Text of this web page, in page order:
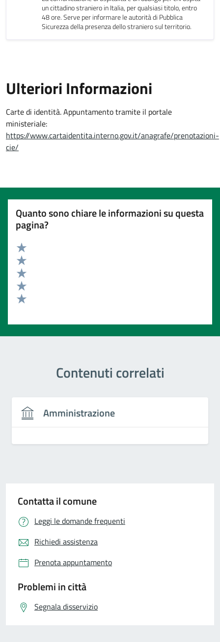
un cittadino straniero in Italia, per qualsiasi titolo, entro
48 ore. Serve per informare le autorità di Pubblica
Sicurezza della presenza dello straniero sul territorio.
Ulteriori Informazioni
Carte di identità. Appuntamento tramite il portale
ministeriale:
https://www.cartaidentita.interno.gov.it/anagrafe/prenotazioni-
cie/
Quanto sono chiare le informazioni su questa
pagina?
Valuta 5 stelle su 5
Valuta 4 stelle su 5
Valuta 3 stelle su 5
Valuta 2 stelle su 5
Contenuti correlati
Amministrazione
Contatta il comune
Leggi le domande frequenti
Richiedi assistenza
Prenota appuntamento
Problemi in città
Segnala disservizio